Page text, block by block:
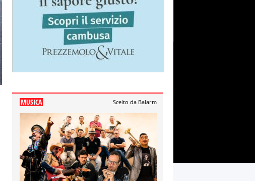
MUSICA Scelto da Balarm